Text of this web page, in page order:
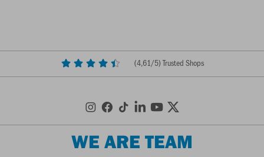
(4,61/5) Trusted Shops
WE ARE TEAM